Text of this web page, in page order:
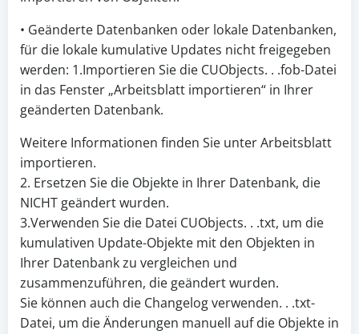
• Geänderte Datenbanken oder lokale Datenbanken,
für die lokale kumulative Updates nicht freigegeben
werden: 1.Importieren Sie die CUObjects. . .fob-Datei
in das Fenster „Arbeitsblatt importieren“ in Ihrer
geänderten Datenbank.
Weitere Informationen finden Sie unter Arbeitsblatt
importieren.
2. Ersetzen Sie die Objekte in Ihrer Datenbank, die
NICHT geändert wurden.
3.Verwenden Sie die Datei CUObjects. . .txt, um die
kumulativen Update-Objekte mit den Objekten in
Ihrer Datenbank zu vergleichen und
zusammenzuführen, die geändert wurden.
Sie können auch die Changelog verwenden. . .txt-
Datei, um die Änderungen manuell auf die Objekte in